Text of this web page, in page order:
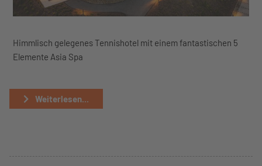
Himmlisch gelegenes Tennishotel mit einem fantastischen 5
Elemente Asia Spa
Weiterlesen...